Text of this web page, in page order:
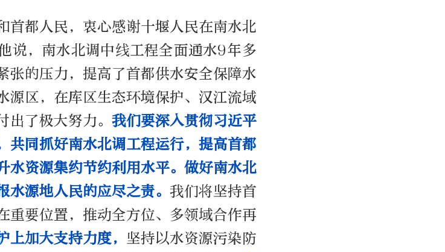
首都人民，衷心感谢十堰人民在南水北
说，南水北调中线工程全面通水9年多
张的压力，提高了首都供水安全保障水
源区，在库区生态环境保护、汉江流域
了极大努力。 我们要深入贯彻习近平
共同抓好南水北调工程运行，提高首都
水资源集约节约利用水平。做好南水北
源地人民的应尽之责。 我们将坚持首
重要位置，推动全方位、多领域合作再
上加大支持力度， 坚持以水资源污染防